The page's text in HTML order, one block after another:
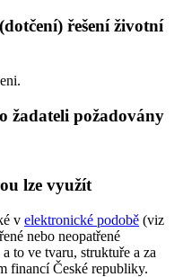
řešení životní
žadateli požadovány
lze využít
v elektronické podobě (viz
nebo neopatřené
to ve tvaru, struktuře a za
financí České republiky.